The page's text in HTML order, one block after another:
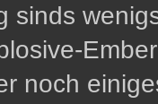
sinds
noch